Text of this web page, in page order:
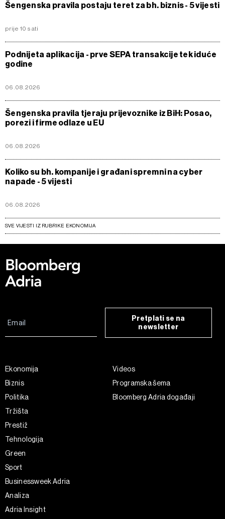
Šengenska pravila postaju teret za bh. biznis - 5 vijesti
prije 10 sati
Podnijeta aplikacija - prve SEPA transakcije tek iduće
godine
06.08.2026
Šengenska pravila tjeraju prijevoznike iz BiH: Posao,
porezi i firme odlaze u EU
06.08.2026
Koliko su bh. kompanije i građani spremni na cyber
napade - 5 vijesti
06.08.2026
SVE VIJESTI IZ RUBRIKE EKONOMIJA
Pretplati se na
newsletter
Ekonomija
Biznis
Politika
Tržišta
Prestiž
Tehnologija
Green
Sport
Businessweek Adria
Analiza
Adria Insight
Videos
Programska šema
Bloomberg Adria događaji